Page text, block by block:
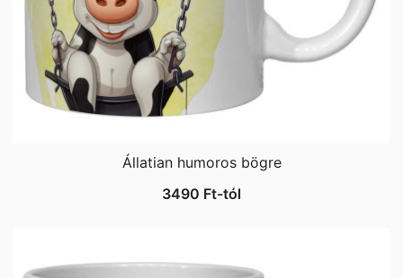
Állatian humoros bögre
3490 Ft-tól